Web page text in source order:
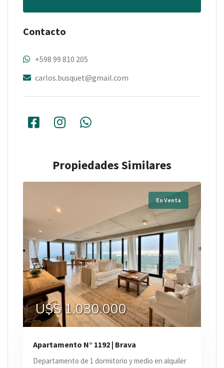
Contacto
+598 99 810 205
carlos.busquet@gmail.com
Propiedades Similares
En Venta
U$S 1.030.000
Apartamento N° 1192 | Brava
Departamento de 1 dormitorio y medio en alquiler